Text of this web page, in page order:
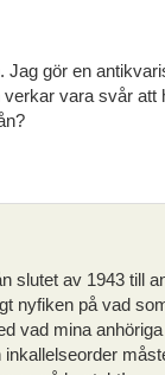
Jag gör en
vara svår att
slutet av 1943 till
nyfiken på vad
vad mina